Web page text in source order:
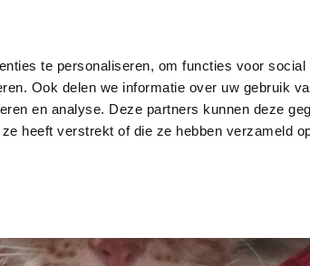
te personaliseren, om functies voor social
Ook delen we informatie over uw gebruik
en analyse. Deze partners kunnen deze
heeft verstrekt of die ze hebben verzameld
het?